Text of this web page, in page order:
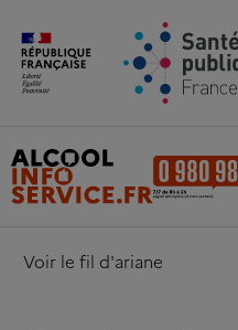
Aller au contenu principal
Voir le fil d'ariane